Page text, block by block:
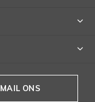
MAIL ONS